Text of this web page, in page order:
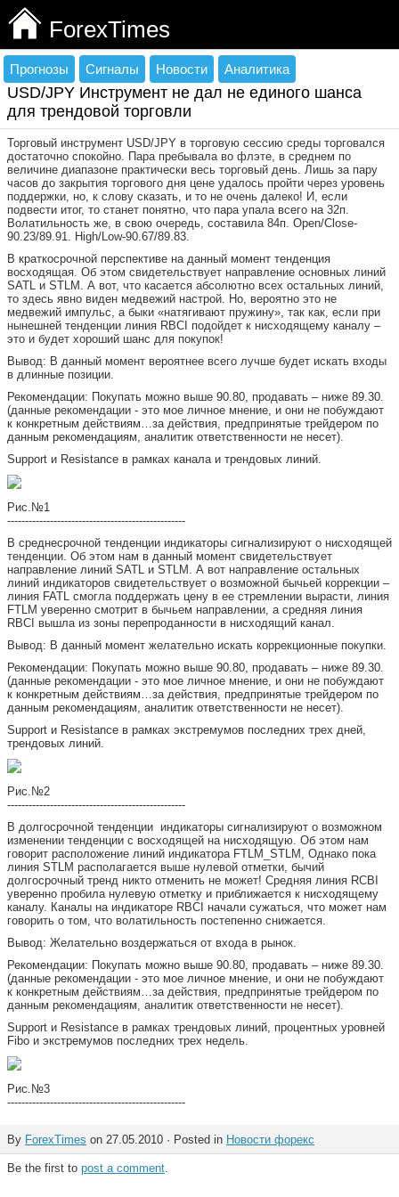
ForexTimes
Прогнозы Сигналы Новости Аналитика
USD/JPY Инструмент не дал не единого шанса
для трендовой торговли
Торговый инструмент USD/JPY в торговую сессию среды торговался
достаточно спокойно. Пара пребывала во флэте, в среднем по
величине диапазоне практически весь торговый день. Лишь за пару
часов до закрытия торгового дня цене удалось пройти через уровень
поддержки, но, к слову сказать, и то не очень далеко! И, если
подвести итог, то станет понятно, что пара упала всего на 32п.
Волатильность же, в свою очередь, составила 84п. Open/Close-
90.23/89.91. High/Low-90.67/89.83.
В краткосрочной перспективе на данный момент тенденция
восходящая. Об этом свидетельствует направление основных линий
SATL и STLM. А вот, что касается абсолютно всех остальных линий,
то здесь явно виден медвежий настрой. Но, вероятно это не
медвежий импульс, а быки «натягивают пружину», так как, если при
нынешней тенденции линия RBCI подойдет к нисходящему каналу –
это и будет хороший шанс для покупок!
Вывод: В данный момент вероятнее всего лучше будет искать входы
в длинные позиции.
Рекомендации: Покупать можно выше 90.80, продавать – ниже 89.30.
(данные рекомендации - это мое личное мнение, и они не побуждают
к конкретным действиям…за действия, предпринятые трейдером по
данным рекомендациям, аналитик ответственности не несет).
Support и Resistance в рамках канала и трендовых линий.
Рис.№1
--------------------------------------------------
В среднесрочной тенденции индикаторы сигнализируют о нисходящей
тенденции. Об этом нам в данный момент свидетельствует
направление линий SATL и STLM. А вот направление остальных
линий индикаторов свидетельствует о возможной бычьей коррекции –
линия FATL смогла поддержать цену в ее стремлении вырасти, линия
FTLM уверенно смотрит в бычьем направлении, а средняя линия
RBCI вышла из зоны перепроданности в нисходящий канал.
Вывод: В данный момент желательно искать коррекционные покупки.
Рекомендации: Покупать можно выше 90.80, продавать – ниже 89.30.
(данные рекомендации - это мое личное мнение, и они не побуждают
к конкретным действиям…за действия, предпринятые трейдером по
данным рекомендациям, аналитик ответственности не несет).
Support и Resistance в рамках экстремумов последних трех дней,
трендовых линий.
Рис.№2
--------------------------------------------------
В долгосрочной тенденции индикаторы сигнализируют о возможном
изменении тенденции с восходящей на нисходящую. Об этом нам
говорит расположение линий индикатора FTLM_STLM, Однако пока
линия STLM располагается выше нулевой отметки, бычий
долгосрочный тренд никто отменить не может! Средняя линия RCBI
уверенно пробила нулевую отметку и приближается к нисходящему
каналу. Каналы на индикаторе RBCI начали сужаться, что может нам
говорить о том, что волатильность постепенно снижается.
Вывод: Желательно воздержаться от входа в рынок.
Рекомендации: Покупать можно выше 90.80, продавать – ниже 89.30.
(данные рекомендации - это мое личное мнение, и они не побуждают
к конкретным действиям…за действия, предпринятые трейдером по
данным рекомендациям, аналитик ответственности не несет).
Support и Resistance в рамках трендовых линий, процентных уровней
Fibo и экстремумов последних трех недель.
Рис.№3
--------------------------------------------------
By ForexTimes on 27.05.2010 · Posted in Новости форекс
Be the first to post a comment.